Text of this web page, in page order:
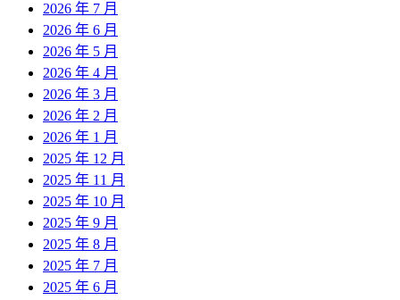
2026 年 7 月
2026 年 6 月
2026 年 5 月
2026 年 4 月
2026 年 3 月
2026 年 2 月
2026 年 1 月
2025 年 12 月
2025 年 11 月
2025 年 10 月
2025 年 9 月
2025 年 8 月
2025 年 7 月
2025 年 6 月